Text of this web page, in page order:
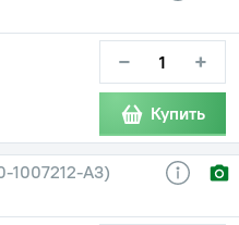
− +
Купить
1007212-А3)